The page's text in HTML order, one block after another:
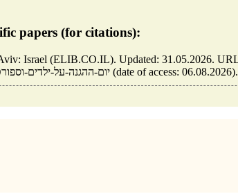
papers (for citations):
https://elib.co.il/m/articles/view/יום-ההגנה-על-ילדים-וספורט (date of access: 06.08.2026).